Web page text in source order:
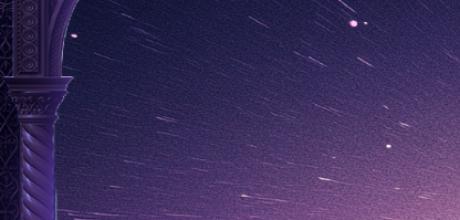
Masa berlaku sudah lewat (18 Feb 2026